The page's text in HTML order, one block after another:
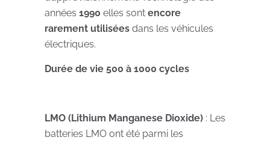
années 1990 elles sont encore
rarement utilisées dans les véhicules
électriques.
Durée de vie 500 à 1000 cycles
LMO (Lithium Manganese Dioxide) : Les
batteries LMO ont été parmi les